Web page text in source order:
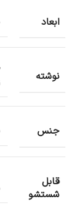
ابعاد
نوشته
جنس
قابل
شستشو